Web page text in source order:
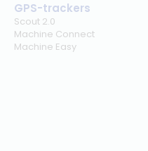
GPS-trackers
Scout 2.0
Machine Connect
Machine Easy